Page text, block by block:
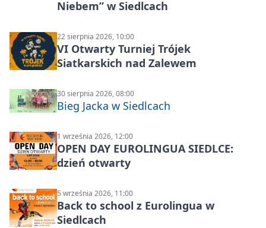
Niebem” w Siedlcach
22 sierpnia 2026, 10:00
VI Otwarty Turniej Trójek
Siatkarskich nad Zalewem
30 sierpnia 2026, 08:00
Bieg Jacka w Siedlcach
1 września 2026, 12:00
OPEN DAY EUROLINGUA SIEDLCE:
dzień otwarty
5 września 2026, 11:00
Back to school z Eurolingua w
Siedlcach